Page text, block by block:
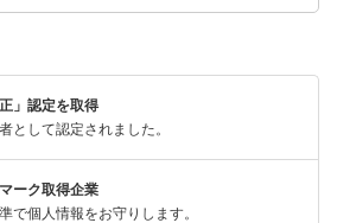
」認定を取得
として認定されました。
ーク取得企業
で個人情報をお守りします。